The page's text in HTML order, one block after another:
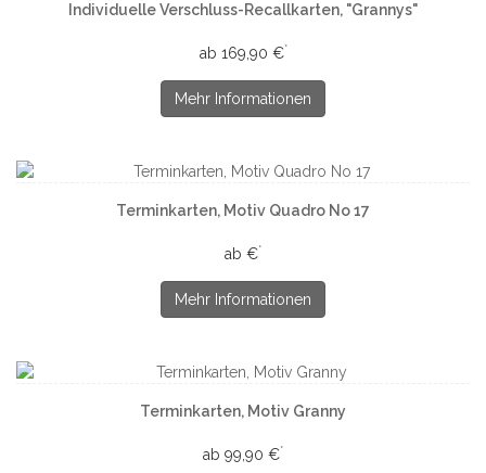
Individuelle Verschluss-Recallkarten, "Grannys"
ab 169,90 €*
Mehr Informationen
Terminkarten, Motiv Quadro No 17
ab €*
Mehr Informationen
Terminkarten, Motiv Granny
ab 99,90 €*